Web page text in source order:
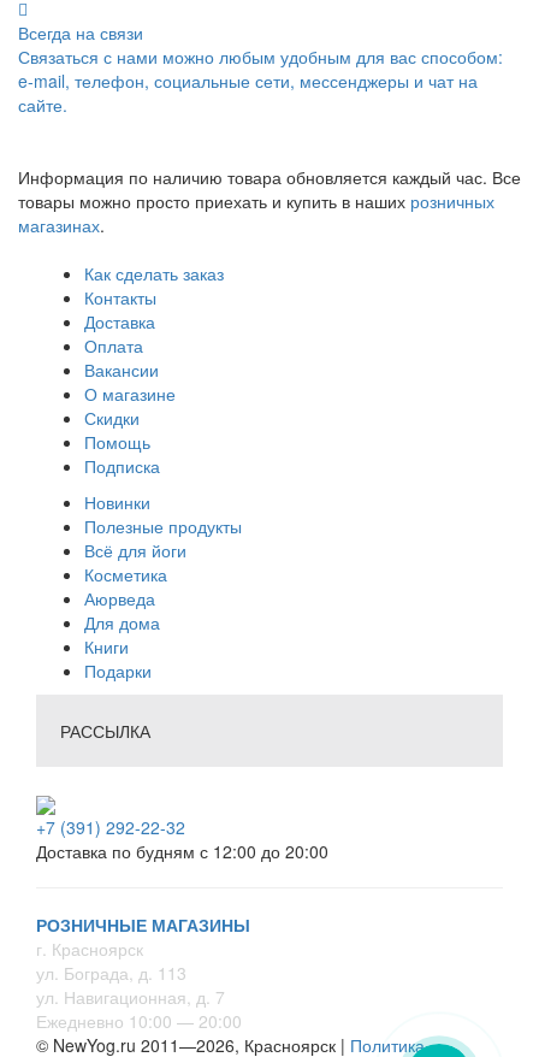
Всегда на связи
Связаться с нами можно любым удобным для вас способом:
e-mail, телефон, социальные сети, мессенджеры и чат на
сайте.
Информация по наличию товара обновляется каждый час. Все
товары можно просто приехать и купить в наших розничных
магазинах.
Как сделать заказ
Контакты
Доставка
Оплата
Вакансии
О магазине
Скидки
Помощь
Подписка
Новинки
Полезные продукты
Всё для йоги
Косметика
Аюрведа
Для дома
Книги
Подарки
РАССЫЛКА
+7 (391) 292-22-32
Доставка по будням с 12:00 до 20:00
РОЗНИЧНЫЕ МАГАЗИНЫ
г. Красноярск
ул. Бограда, д. 113
ул. Навигационная, д. 7
Ежедневно 10:00 — 20:00
© NewYog.ru 2011—2026, Красноярск | Политика